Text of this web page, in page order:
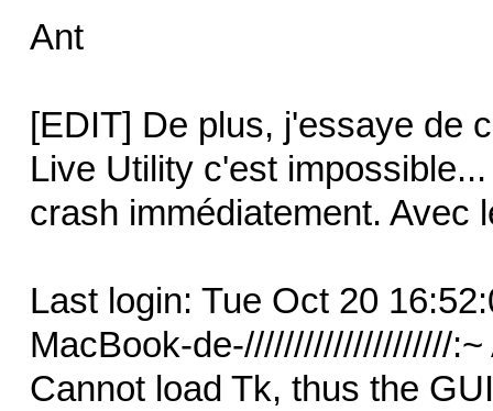
Ant
[EDIT] De plus, j'essaye de
Live Utility c'est
crash immédiatement. Avec
Last login: Tue Oct 20
MacBook-de-/////////////////////
Cannot load Tk, thus the